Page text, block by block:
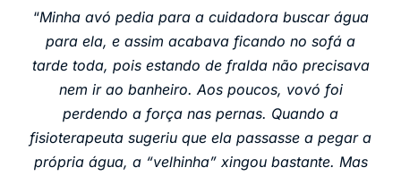
“Minha avó pedia para a cuidadora buscar água
para ela, e assim acabava ficando no sofá a
tarde toda, pois estando de fralda não precisava
nem ir ao banheiro. Aos poucos, vovó foi
perdendo a força nas pernas. Quando a
fisioterapeuta sugeriu que ela passasse a pegar a
própria água, a “velhinha” xingou bastante. Mas